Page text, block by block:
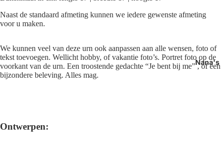
Nana's
Naast de standaard afmeting kunnen we iedere gewenste afmeting
voor u maken.
We kunnen veel van deze urn ook aanpassen aan alle wensen, foto of
tekst toevoegen. Wellicht hobby, of vakantie foto’s. Portret foto op de
voorkant van de urn. Een troostende gedachte “Je bent bij me” , of een
bijzondere beleving. Alles mag.
Ontwerpen: